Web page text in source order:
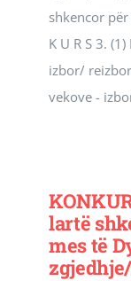
Njoftimet &
shkencor
K U R S 3.
izbor/
vekove -
lartë
mes të